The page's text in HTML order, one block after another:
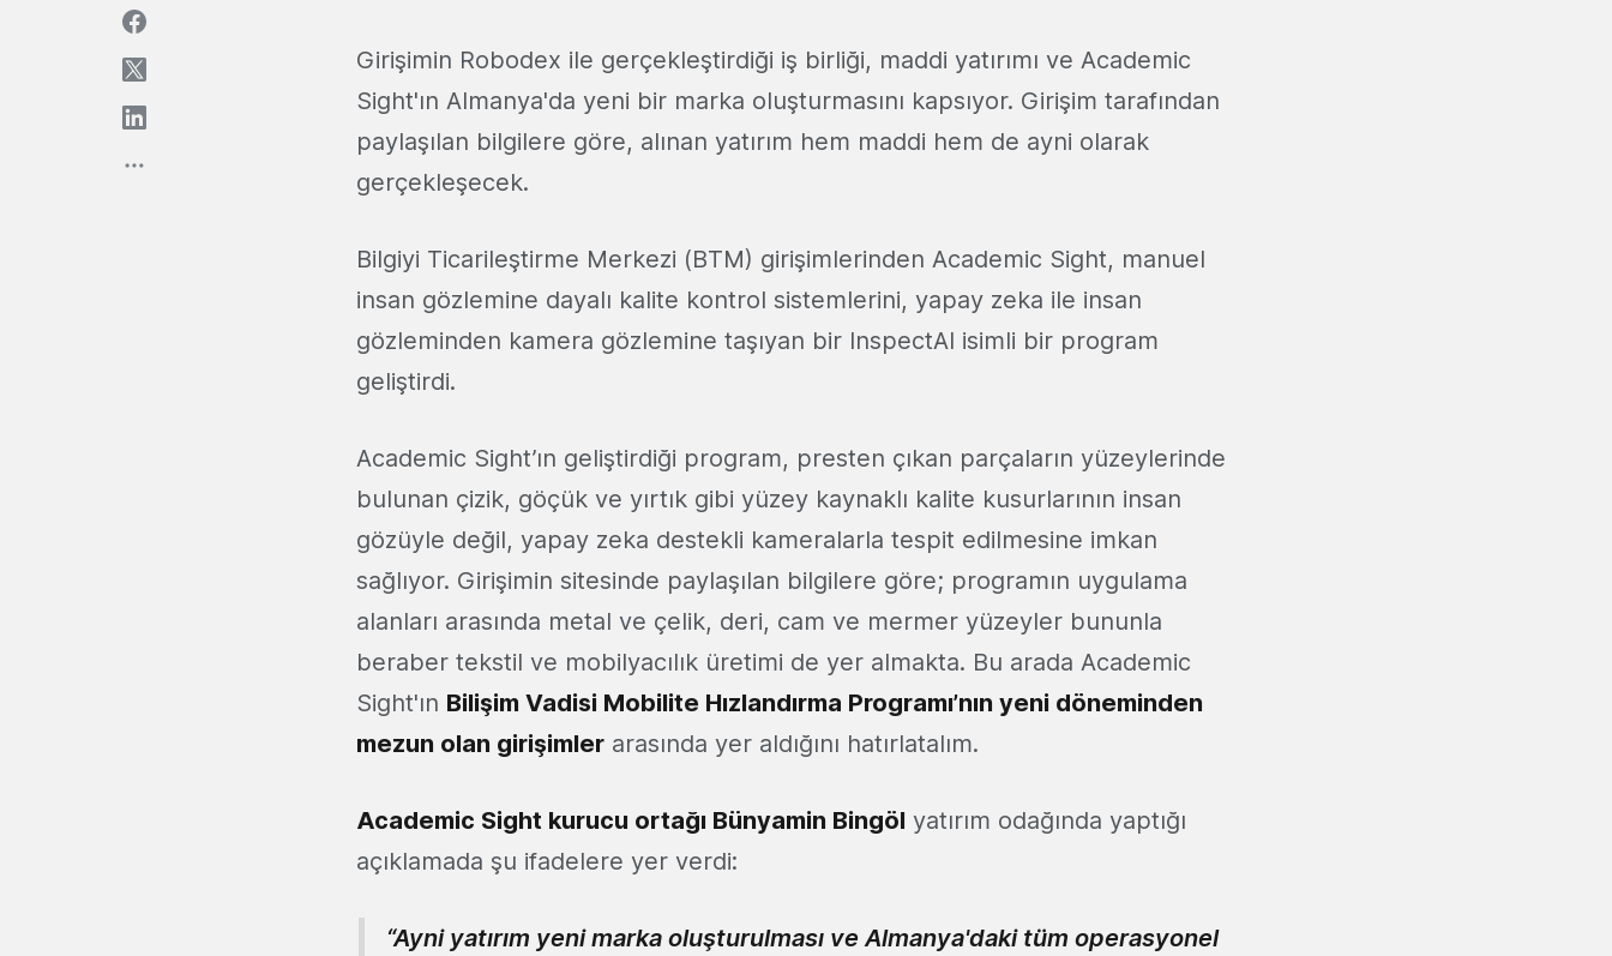
Girişimin Robodex ile gerçekleştirdiği iş birliği, maddi yatırımı ve Academic
Sight'ın Almanya'da yeni bir marka oluşturmasını kapsıyor. Girişim tarafından
paylaşılan bilgilere göre, alınan yatırım hem maddi hem de ayni olarak
gerçekleşecek.
Bilgiyi Ticarileştirme Merkezi (BTM) girişimlerinden Academic Sight, manuel
insan gözlemine dayalı kalite kontrol sistemlerini, yapay zeka ile insan
gözleminden kamera gözlemine taşıyan bir InspectAI isimli bir program
geliştirdi.
Academic Sight’ın geliştirdiği program, presten çıkan parçaların yüzeylerinde
bulunan çizik, göçük ve yırtık gibi yüzey kaynaklı kalite kusurlarının insan
gözüyle değil, yapay zeka destekli kameralarla tespit edilmesine imkan
sağlıyor. Girişimin sitesinde paylaşılan bilgilere göre; programın uygulama
alanları arasında metal ve çelik, deri, cam ve mermer yüzeyler bununla
beraber tekstil ve mobilyacılık üretimi de yer almakta. Bu arada Academic
Sight'ın Bilişim Vadisi Mobilite Hızlandırma Programı’nın yeni döneminden
mezun olan girişimler arasında yer aldığını hatırlatalım.
Academic Sight kurucu ortağı Bünyamin Bingöl yatırım odağında yaptığı
açıklamada şu ifadelere yer verdi:
“Ayni yatırım yeni marka oluşturulması ve Almanya'daki tüm operasyonel